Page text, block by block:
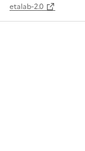
etalab-2.0